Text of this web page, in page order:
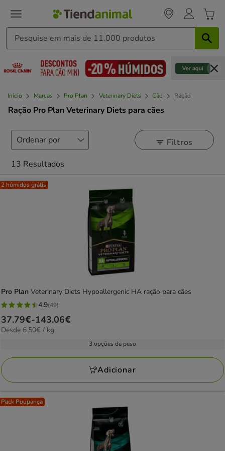
Início Marcas Pro Plan Veterinary Diets Cão Ração
Ração Pro Plan Veterinary Diets para cães
Filtros
13 Resultados
2 húmidos grátis
Pro Plan Veterinary Diets Hypoallergenic HA ração para cães
4.9
estrelas
com
avaliações
4.9(49)
Preço
de
143.06€
37.79€-143.06€
6.50€
Desde 6.50€ / kg
3 opções de peso
Adicionar
Pack Poupança